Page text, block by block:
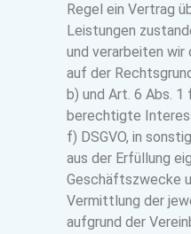
Regel ein Vertrag
Leistungen
und verarbeiten wir
auf der
b) und Art. 6 Abs. 1
berechtigte
f) DSGVO, in
aus der Erfüllung
Geschäftszwecke
Vermittlung der
aufgrund der